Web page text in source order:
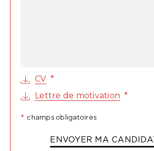
CV
Lettre de motivation
champs obligatoires